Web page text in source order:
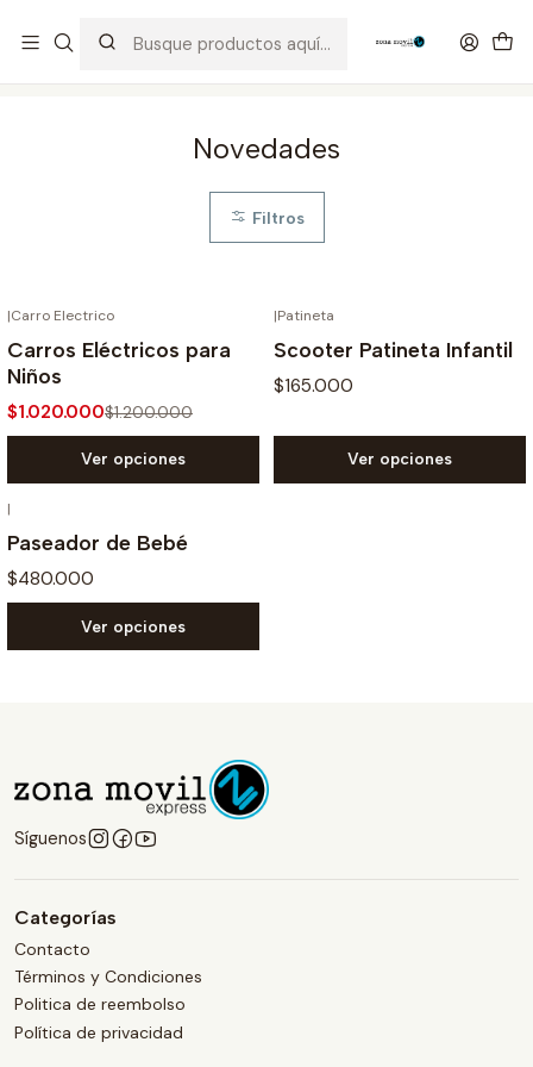
Novedades
Filtros
|Carro Electrico
Carros Eléctricos para
Niños
$1.020.000$1.200.000
Ver opciones
|Patineta
Scooter Patineta Infantil
$165.000
Ver opciones
|
Paseador de Bebé
$480.000
Ver opciones
Síguenos
Categorías
Contacto
Términos y Condiciones
Politica de reembolso
Política de privacidad